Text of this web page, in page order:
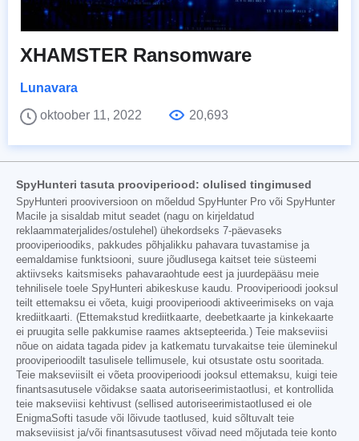
XHAMSTER Ransomware
Lunavara
oktoober 11, 2022
20,693
SpyHunteri tasuta prooviperiood: olulised tingimused
SpyHunteri prooviversioon on mõeldud SpyHunter Pro või SpyHunter
Macile ja sisaldab mitut seadet (nagu on kirjeldatud
reklaammaterjalides/ostulehel) ühekordseks 7-päevaseks
prooviperioodiks, pakkudes põhjalikku pahavara tuvastamise ja
eemaldamise funktsiooni, suure jõudlusega kaitset teie süsteemi
aktiivseks kaitsmiseks pahavaraohtude eest ja juurdepääsu meie
tehnilisele toele SpyHunteri abikeskuse kaudu. Prooviperioodi jooksul
teilt ettemaksu ei võeta, kuigi prooviperioodi aktiveerimiseks on vaja
krediitkaarti. (Ettemakstud krediitkaarte, deebetkaarte ja kinkekaarte
ei pruugita selle pakkumise raames aktsepteerida.) Teie makseviisi
nõue on aidata tagada pidev ja katkematu turvakaitse teie üleminekul
prooviperioodilt tasulisele tellimusele, kui otsustate ostu sooritada.
Teie makseviisilt ei võeta prooviperioodi jooksul ettemaksu, kuigi teie
finantsasutusele võidakse saata autoriseerimistaotlusi, et kontrollida
teie makseviisi kehtivust (sellised autoriseerimistaotlused ei ole
EnigmaSofti tasude või lõivude taotlused, kuid sõltuvalt teie
makseviisist ja/või finantsasutusest võivad need mõjutada teie konto